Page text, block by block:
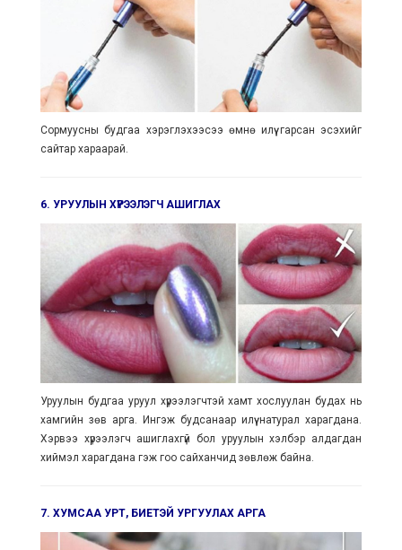
Сормуусны будгаа хэрэглэхээсээ өмнө илүү гарсан эсэхийг
сайтар хараарай.
6. УРУУЛЫН ХҮРЭЭЛЭГЧ АШИГЛАХ
Уруулын будгаа уруул хүрээлэгчтэй хамт хослуулан будах нь
хамгийн зөв арга. Ингэж будсанаар илүү натурал харагдана.
Хэрвээ хүрээлэгч ашиглахгүй бол уруулын хэлбэр алдагдан
хиймэл харагдана гэж гоо сайханчид зөвлөж байна.
7. ХУМСАА УРТ, БИЕТЭЙ УРГУУЛАХ АРГА